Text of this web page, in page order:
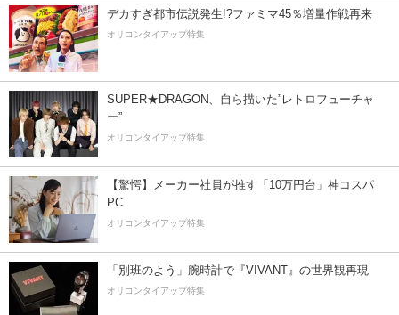
デカすぎ都市伝説発生!?ファミマ45％増量作戦再来
オリコンタイアップ特集
SUPER★DRAGON、自ら描いた”レトロフューチャ
ー”
オリコンタイアップ特集
【驚愕】メーカー社員が推す「10万円台」神コスパ
PC
オリコンタイアップ特集
「別班のよう」腕時計で『VIVANT』の世界観再現
オリコンタイアップ特集